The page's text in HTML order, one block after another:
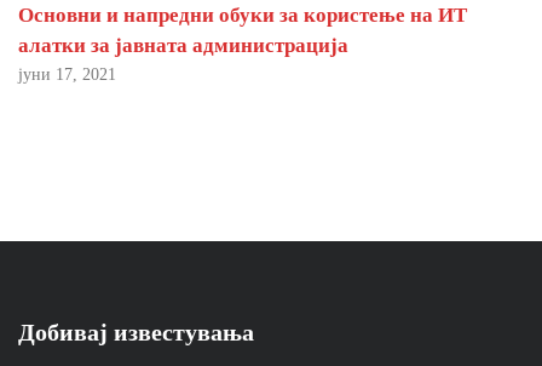
Основни и напредни обуки за користење на ИТ
алатки за јавната администрација
јуни 17, 2021
Добивај известувања